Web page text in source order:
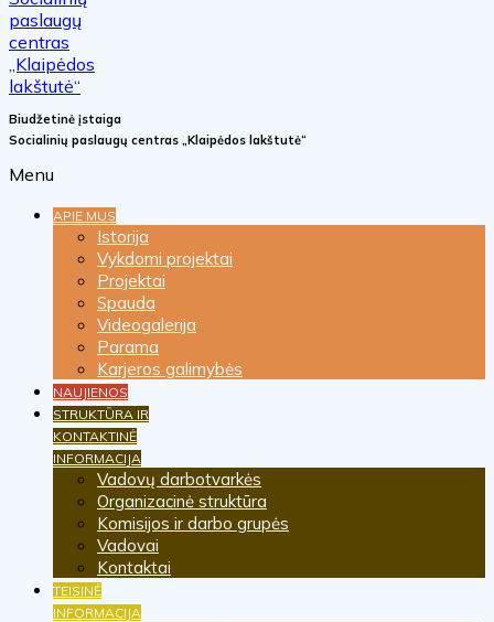
Biudžetinė įstaiga
Socialinių paslaugų centras „Klaipėdos lakštutė“
Menu
APIE MUS
Istorija
Vykdomi projektai
Projektai
Spauda
Videogalerija
Parama
Karjeros galimybės
NAUJIENOS
STRUKTŪRA IR
KONTAKTINĖ
INFORMACIJA
Vadovų darbotvarkės
Organizacinė struktūra
Komisijos ir darbo grupės
Vadovai
Kontaktai
TEISINĖ
INFORMACIJA